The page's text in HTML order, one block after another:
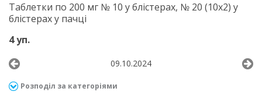
Таблетки по 200 мг № 10 у блістерах, № 20 (10х2) у
блістерах у пачці
4 уп.
09.10.2024
Розподіл за категоріями